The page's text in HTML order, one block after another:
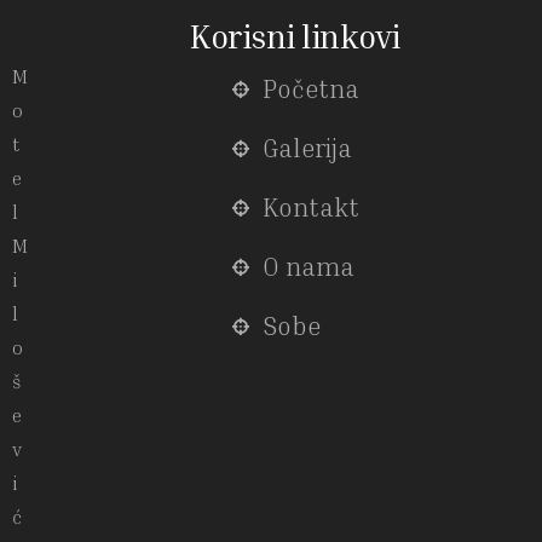
M
o
t
e
l
M
i
l
o
š
e
v
i
ć
Korisni linkovi
Početna
Galerija
Kontakt
O nama
Sobe